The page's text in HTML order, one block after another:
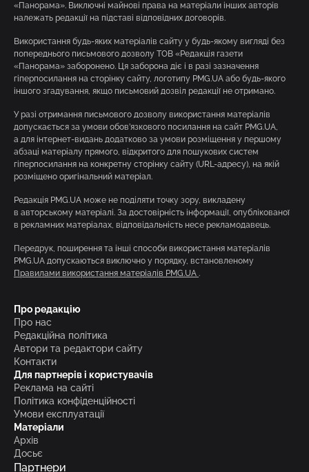
«Панорама». Виключні майнові права на матеріали інших авторів
належать редакції на підставі відповідних договорів.
Використання будь-яких матеріалів сайту у будь-якому вигляді без
попереднього письмового дозволу ТОВ «Редакція газети
«Панорама» заборонено. Ця заборона діє і в разі зазначення
гіперпосилання на сторінку сайту, логотипу PMG.UA або будь-якого
іншого згадування, якщо письмовий дозвіл редакції не отримано.
У разі отримання письмового дозволу використання матеріалів
допускається за умови обов’язкового посилання на сайт PMG.UA,
а для інтернет-видань додатково за умови розміщення у першому
абзаці матеріалу прямого, відкритого для пошукових систем
гіперпосилання на конкретну сторінку сайту (URL-адресу), на якій
розміщено оригінальний матеріал.
Редакція PMG.UA може не поділяти точку зору, викладену
в авторському матеріалі. За достовірність інформації, опублікованої
в рекламних матеріалах, відповідальність несе рекламодавець.
Передрук, поширення та інші способи використання матеріалів
PMG.UA допускаються виключно у порядку, встановленому
Правилами використання матеріалів PMG.UA .
Про редакцію
Про нас
Редакційна політика
Автори та редактори сайту
Контакти
Для партнерів і користувачів
Реклама на сайті
Політика конфіденційності
Умови експлуатації
Матеріали
Архів
Досьє
Партнери